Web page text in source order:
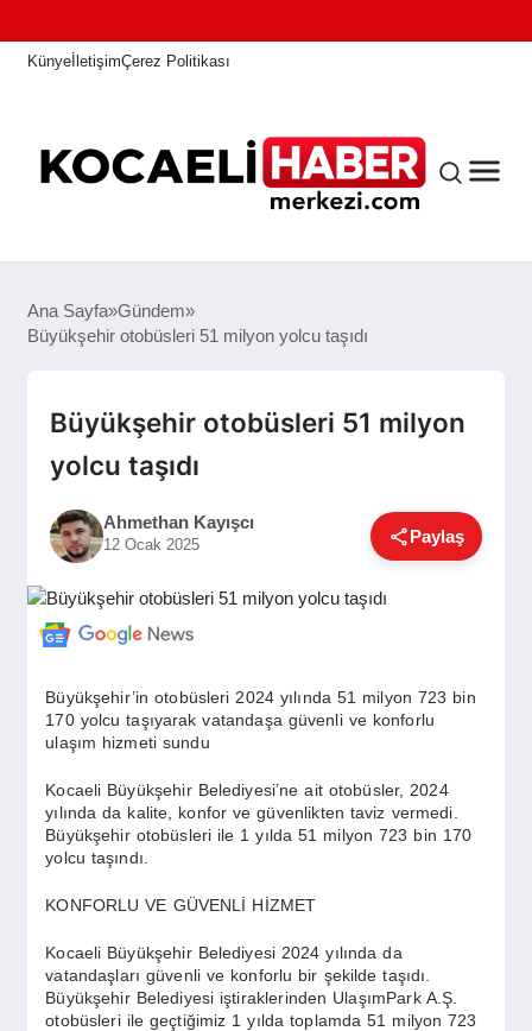
KünyeİletişimÇerez Politikası
ANASAYFA
ASAYIŞ
GÜNDEM
SIYASET
EĞITIM
EKONOMI
DÜNYA
SAĞLIK
Ana Sayfa Gündem
Büyükşehir otobüsleri 51 milyon yolcu taşıdı
Büyükşehir otobüsleri 51 milyon
yolcu taşıdı
Ahmethan Kayışcı
12 Ocak 2025 Paylaş
Büyükşehir’in otobüsleri 2024 yılında 51 milyon 723 bin
170 yolcu taşıyarak vatandaşa güvenli ve konforlu
ulaşım hizmeti sundu
Kocaeli Büyükşehir Belediyesi’ne ait otobüsler, 2024
yılında da kalite, konfor ve güvenlikten taviz vermedi.
Büyükşehir otobüsleri ile 1 yılda 51 milyon 723 bin 170
yolcu taşındı.
KONFORLU VE GÜVENLİ HİZMET
Kocaeli Büyükşehir Belediyesi 2024 yılında da
vatandaşları güvenli ve konforlu bir şekilde taşıdı.
Büyükşehir Belediyesi iştiraklerinden UlaşımPark A.Ş.
otobüsleri ile geçtiğimiz 1 yılda toplamda 51 milyon 723